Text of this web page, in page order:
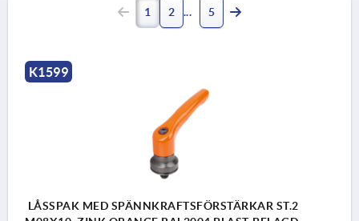
1 2 5
K1599
LÅSSPAK MED SPÄNNKRAFTSFÖRSTÄRKAR ST.2